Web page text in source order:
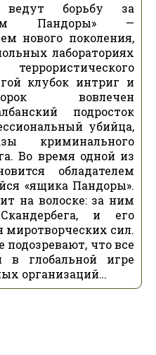
борьбу за
Пандоры» —
нового поколения,
лабораториях
клубок интриг и
вовлечен
подросток
убийца,
криминального
Во время одной из
обладателем
«ящика Пандоры».
на волоске: за ним
и его
миротворческих сил.
что все
глобальной игре
организаций…